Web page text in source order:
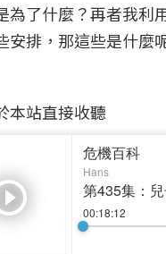
為了什麼？再者我利
安排，那這些是什麼
本站直接收聽